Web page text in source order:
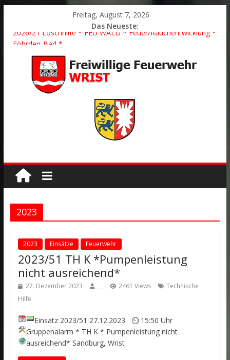
Freitag, August 7, 2026
Das Neueste:
2026/21 Löschhilfe * FEU WALD * Feuer/Rauchentwicklung *
2026/24 * TH G Y * PKW überschlagen *
2026/23 TH K Y * Person in festsitzendem Aufzug *
2026/22 TH Y * VU * 1 Person klemmt * Hingstheide
Der schönste Einsatz des Jahres 2026
2023
2023 Einsätze Feuerwehr
2023/51 TH K *Pumpenleistung
nicht ausreichend*
27. Dezember 2023 2461 Views
Technische
Hilfe
Einsatz 2023/51 27.12.2023 ⏲ 15:50 Uhr
Gruppenalarm * TH K * Pumpenleistung nicht
ausreichend* Sandburg, Wrist